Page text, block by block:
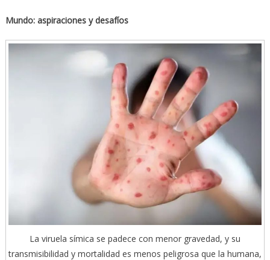
Mundo: aspiraciones y desafíos
La viruela símica se padece con menor gravedad, y su
transmisibilidad y mortalidad es menos peligrosa que la humana,